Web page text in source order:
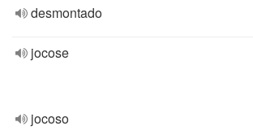
desmontado
jocose
jocoso